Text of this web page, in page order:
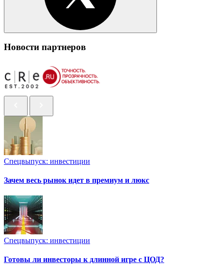
Новости партнеров
Спецвыпуск: инвестиции
Зачем весь рынок идет в премиум и люкс
Спецвыпуск: инвестиции
Готовы ли инвесторы к длинной игре с ЦОД?